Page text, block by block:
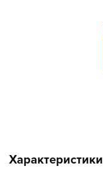
Характеристики